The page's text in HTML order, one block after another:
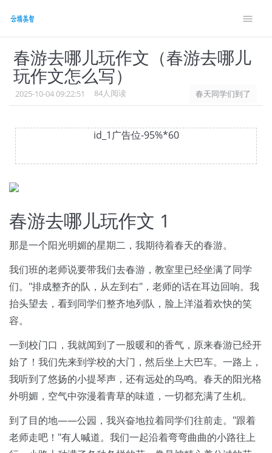
bottom: 10px} .g9{font-size: 14px;}
春游去哪儿玩作文（春游去哪儿
玩作文怎么写）
2025-10-04 09:22:51 84人阅读 春天同学们到了
id_1广告位-95%*60
春游去哪儿玩作文 1
那是一个阳光明媚的星期二，我期待着春天的春游。
我们班的老师说要带我们去春游，教室里已经坐满了同学
们。"排成整齐的队，从左到右"，老师的话在耳边回响。我
抬头望去，看到同学们整齐地列队，脸上洋溢着欢快的笑
容。
一到校门口，我就闻到了一股暖和的香气，原来春游已经开
始了！我们先来到学校的大门，然后坐上大巴车。一路上，
我听到了悠扬的小提琴声，还有远处的鸟鸣。春天的阳光格
外明媚，空气中弥漫着青草的味道，一切都充满了生机。
到了目的地——公园，我兴奋地拉着同学们往前走。"跟着
老师走吧！"有人喊道。我们一起沿着弯弯曲曲的小路往上